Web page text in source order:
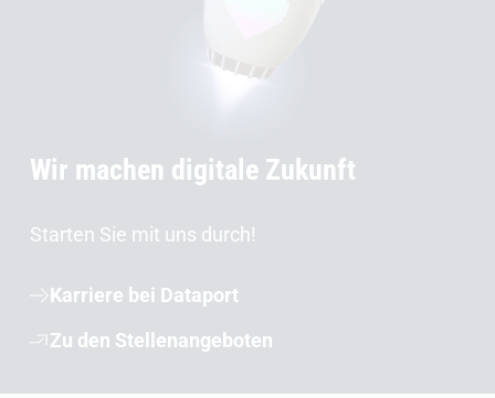
Wir machen digitale Zukunft
Starten Sie mit uns durch!
Karriere bei Dataport
Zu den Stellenangeboten